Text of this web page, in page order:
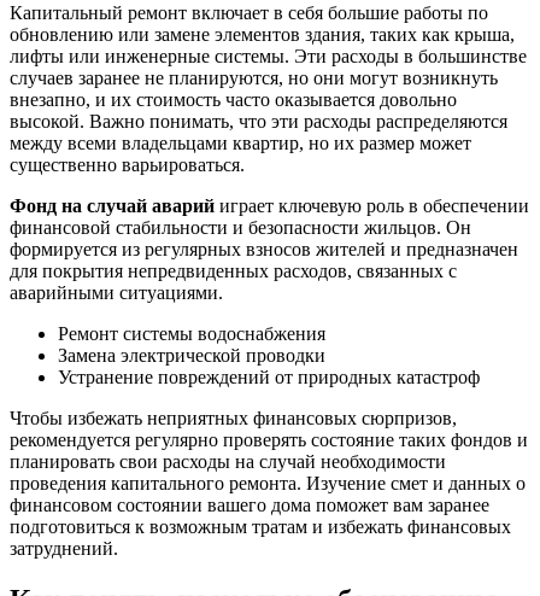
Капитальный ремонт включает в себя большие работы по
обновлению или замене элементов здания, таких как крыша,
лифты или инженерные системы. Эти расходы в большинстве
случаев заранее не планируются, но они могут возникнуть
внезапно, и их стоимость часто оказывается довольно
высокой. Важно понимать, что эти расходы распределяются
между всеми владельцами квартир, но их размер может
существенно варьироваться.
Фонд на случай аварий играет ключевую роль в обеспечении
финансовой стабильности и безопасности жильцов. Он
формируется из регулярных взносов жителей и предназначен
для покрытия непредвиденных расходов, связанных с
аварийными ситуациями.
Ремонт системы водоснабжения
Замена электрической проводки
Устранение повреждений от природных катастроф
Чтобы избежать неприятных финансовых сюрпризов,
рекомендуется регулярно проверять состояние таких фондов и
планировать свои расходы на случай необходимости
проведения капитального ремонта. Изучение смет и данных о
финансовом состоянии вашего дома поможет вам заранее
подготовиться к возможным тратам и избежать финансовых
затруднений.